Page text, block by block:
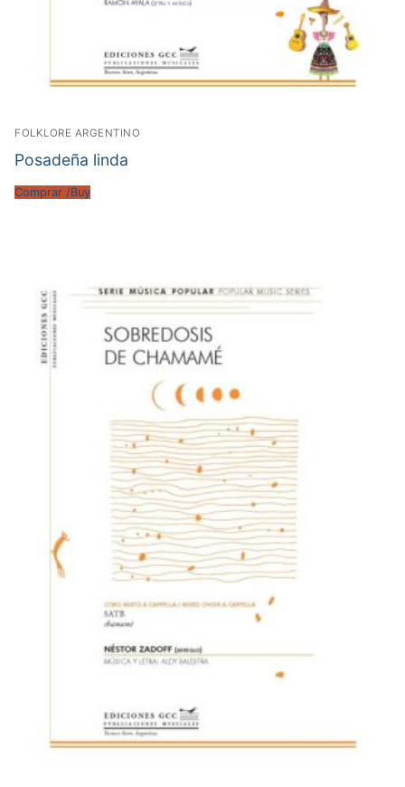
FOLKLORE ARGENTINO
Posadeña linda
Comprar /Buy